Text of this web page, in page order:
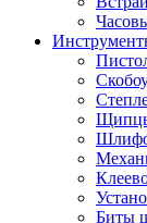
Щипцы
Биты